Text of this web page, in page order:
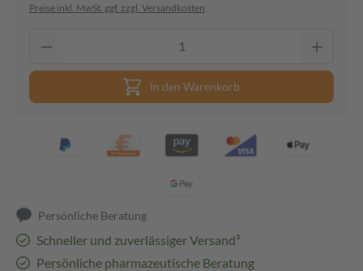
Preise inkl. MwSt. ggf. zzgl. Versandkosten
In den Warenkorb
Persönliche Beratung
Schneller und zuverlässiger Versand³
Persönliche pharmazeutische Beratung